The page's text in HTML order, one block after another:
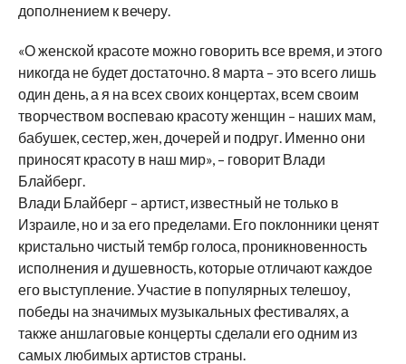
дополнением к вечеру.
«О женской красоте можно говорить все время, и этого
никогда не будет достаточно. 8 марта – это всего лишь
один день, а я на всех своих концертах, всем своим
творчеством воспеваю красоту женщин – наших мам,
бабушек, сестер, жен, дочерей и подруг. Именно они
приносят красоту в наш мир», – говорит Влади
Блайберг.
Влади Блайберг – артист, известный не только в
Израиле, но и за его пределами. Его поклонники ценят
кристально чистый тембр голоса, проникновенность
исполнения и душевность, которые отличают каждое
его выступление. Участие в популярных телешоу,
победы на значимых музыкальных фестивалях, а
также аншлаговые концерты сделали его одним из
самых любимых артистов страны.